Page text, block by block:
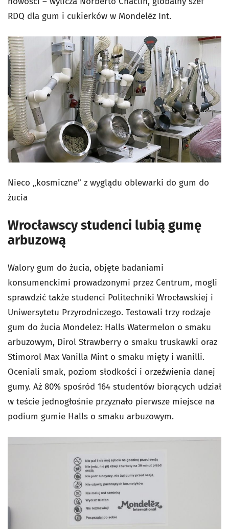
RDQ dla gum i cukierków w Mondelēz Int.
Nieco „kosmiczne” z wyglądu oblewarki do gum do
żucia
Wrocławscy studenci lubią gumę
arbuzową
Walory gum do żucia, objęte badaniami
konsumenckimi prowadzonymi przez Centrum, mogli
sprawdzić także studenci Politechniki Wrocławskiej i
Uniwersytetu Przyrodniczego. Testowali trzy rodzaje
gum do żucia Mondelez: Halls Watermelon o smaku
arbuzowym, Dirol Strawberry o smaku truskawki oraz
Stimorol Max Vanilla Mint o smaku mięty i wanilli.
Oceniali smak, poziom słodkości i orzeźwienia danej
gumy. Aż 80% spośród 164 studentów biorących udział
w teście jednogłośnie przyznało pierwsze miejsce na
podium gumie Halls o smaku arbuzowym.